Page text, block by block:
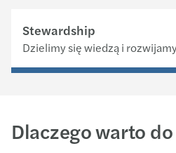
Stewardship
Dzielimy się wiedzą i
Dlaczego warto